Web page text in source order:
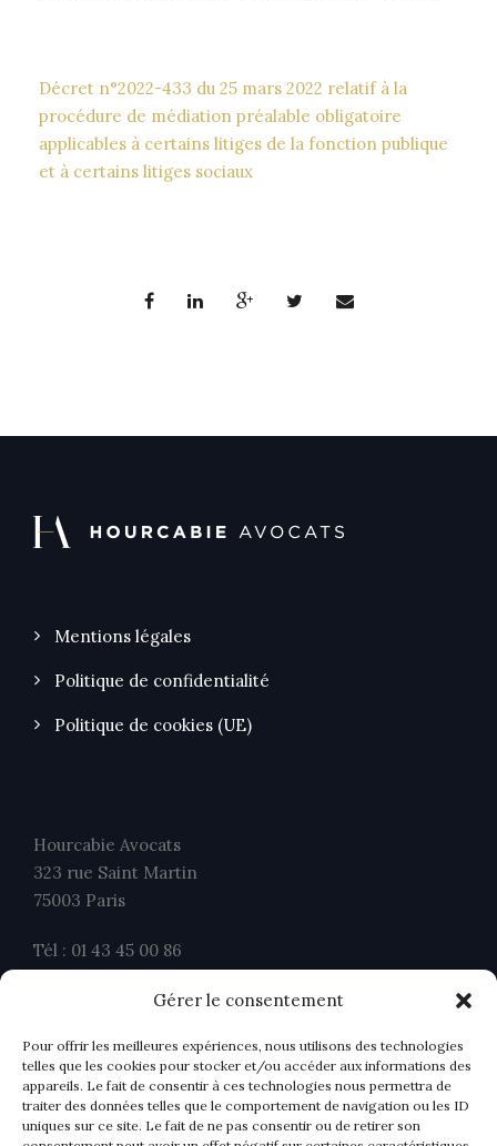
Gérer le consentement
Pour offrir les meilleures expériences, nous utilisons des technologies
telles que les cookies pour stocker et/ou accéder aux informations des
appareils. Le fait de consentir à ces technologies nous permettra de
traiter des données telles que le comportement de navigation ou les ID
uniques sur ce site. Le fait de ne pas consentir ou de retirer son
Décret n°2022-433 du 25 mars 2022 relatif à la
procédure de médiation préalable obligatoire
applicables à certains litiges de la fonction publique
et à certains litiges sociaux
Mentions légales
Politique de confidentialité
Politique de cookies (UE)
Hourcabie Avocats
323 rue Saint Martin
75003 Paris
Tél : 01 43 45 00 86
contact@ahavocats.fr